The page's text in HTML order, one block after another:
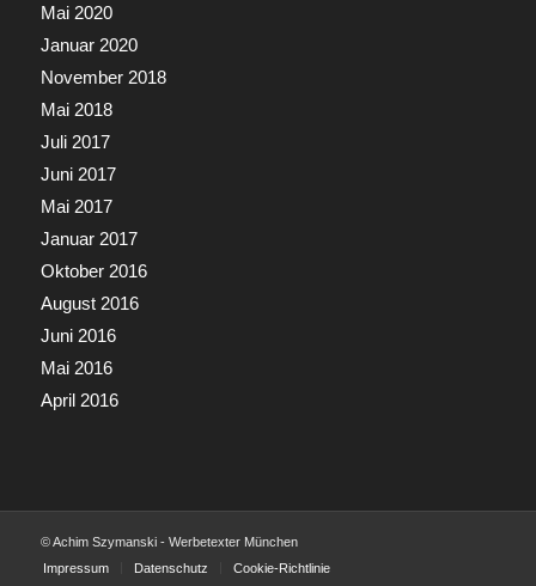
Mai 2020
Januar 2020
November 2018
Mai 2018
Juli 2017
Juni 2017
Mai 2017
Januar 2017
Oktober 2016
August 2016
Juni 2016
Mai 2016
April 2016
© Achim Szymanski - Werbetexter München
Impressum
Datenschutz Cookie-Richtlinie